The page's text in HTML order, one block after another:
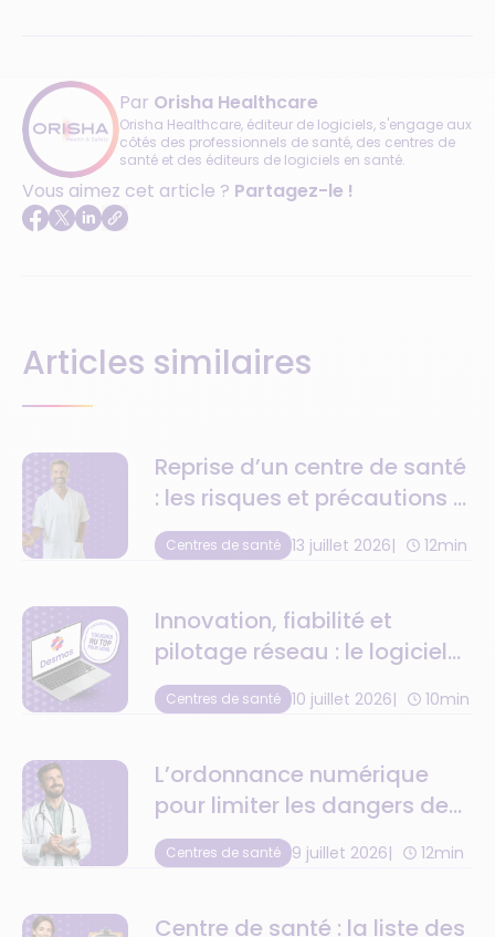
Par Orisha Healthcare
Orisha Healthcare, éditeur de logiciels, s'engage aux
côtés des professionnels de santé, des centres de
santé et des éditeurs de logiciels en santé.
Vous aimez cet article ? Partagez-le !
Articles similaires
Reprise d’un centre de santé
: les risques et précautions à
anticiper
Centres de santé 13 juillet 2026 12min
Innovation, fiabilité et
pilotage réseau : le logiciel
de centre de santé au top
de la tech
Centres de santé 10 juillet 2026 10min
L’ordonnance numérique
pour limiter les dangers de
la retranscription
médicamenteuse
Centres de santé 9 juillet 2026 12min
Centre de santé : la liste des